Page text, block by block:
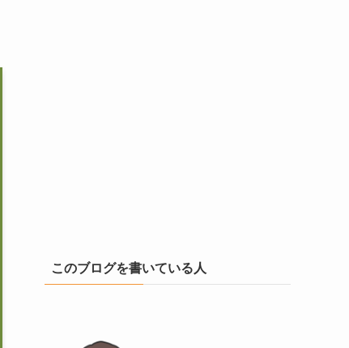
このブログを書いている人